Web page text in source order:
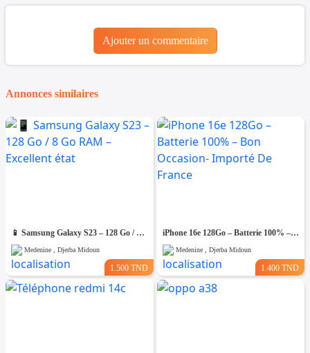
Ajouter un commentaire
Annonces similaires
📱 Samsung Galaxy S23 – 128 Go / 8 Go RAM – Excellent état
Medenine , Djerba Midoun
1.500 TND
iPhone 16e 128Go – Batterie 100% – Bon Occasion- Importé De France
Medenine , Djerba Midoun
1.400 TND